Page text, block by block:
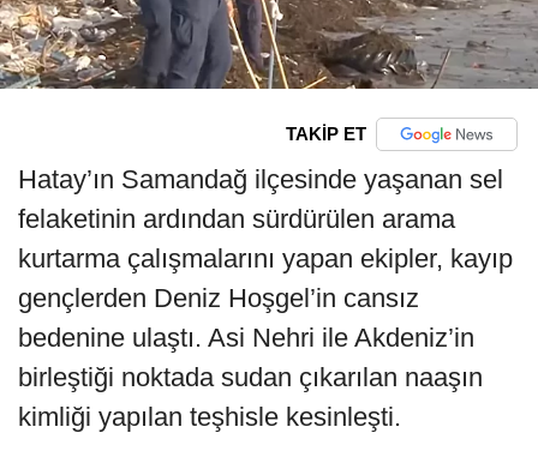
TAKİP ET
Hatay’ın Samandağ ilçesinde yaşanan sel
felaketinin ardından sürdürülen arama
kurtarma çalışmalarını yapan ekipler, kayıp
gençlerden Deniz Hoşgel’in cansız
bedenine ulaştı. Asi Nehri ile Akdeniz’in
birleştiği noktada sudan çıkarılan naaşın
kimliği yapılan teşhisle kesinleşti.